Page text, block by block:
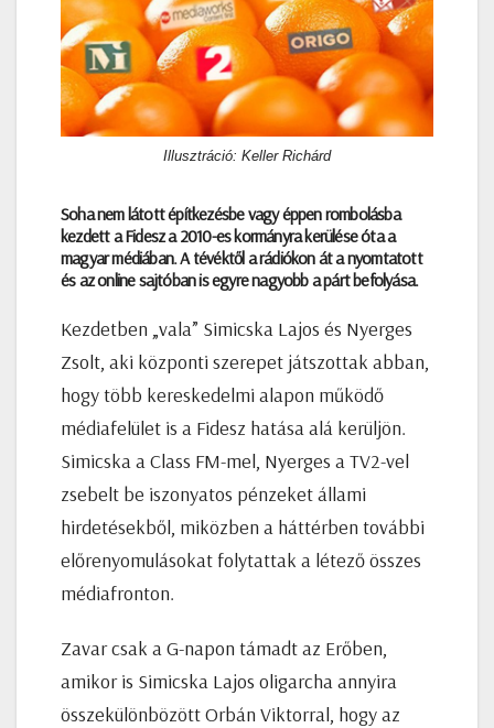
Illusztráció: Keller Richárd
Soha nem látott építkezésbe vagy éppen rombolásba
kezdett a Fidesz a 2010-es kormányra kerülése óta a
magyar médiában. A tévéktől a rádiókon át a nyomtatott
és az online sajtóban is egyre nagyobb a párt befolyása.
Kezdetben „vala” Simicska Lajos és Nyerges
Zsolt, aki központi szerepet játszottak abban,
hogy több kereskedelmi alapon működő
médiafelület is a Fidesz hatása alá kerüljön.
Simicska a Class FM-mel, Nyerges a TV2-vel
zsebelt be iszonyatos pénzeket állami
hirdetésekből, miközben a háttérben további
előrenyomulásokat folytattak a létező összes
médiafronton.
Zavar csak a G-napon támadt az Erőben,
amikor is Simicska Lajos oligarcha annyira
összekülönbözött Orbán Viktorral, hogy az